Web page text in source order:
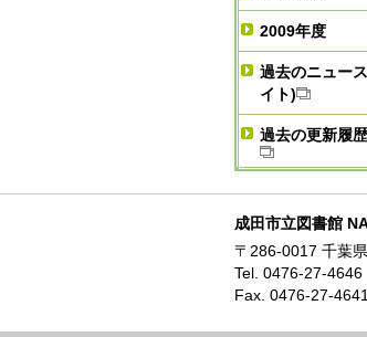
2009年度
過去のニュー
イト)
過去の更新履
成田市立図書館
〒286-0017 千葉
Tel. 0476-27-4646
Fax. 0476-27-4641